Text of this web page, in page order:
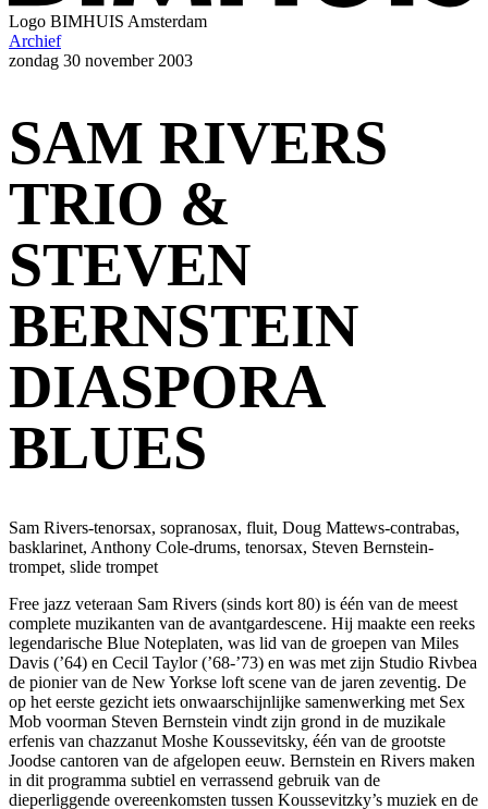
Logo BIMHUIS Amsterdam
Archief
zondag 30 november 2003
SAM RIVERS
TRIO &
STEVEN
BERNSTEIN
DIASPORA
BLUES
Sam Rivers-tenorsax, sopranosax, fluit, Doug Mattews-contrabas,
basklarinet, Anthony Cole-drums, tenorsax, Steven Bernstein-
trompet, slide trompet
Free jazz veteraan Sam Rivers (sinds kort 80) is één van de meest
complete muzikanten van de avantgardescene. Hij maakte een reeks
legendarische Blue Noteplaten, was lid van de groepen van Miles
Davis (’64) en Cecil Taylor (’68-’73) en was met zijn Studio Rivbea
de pionier van de New Yorkse loft scene van de jaren zeventig. De
op het eerste gezicht iets onwaarschijnlijke samenwerking met Sex
Mob voorman Steven Bernstein vindt zijn grond in de muzikale
erfenis van chazzanut Moshe Koussevitsky, één van de grootste
Joodse cantoren van de afgelopen eeuw. Bernstein en Rivers maken
in dit programma subtiel en verrassend gebruik van de
dieperliggende overeenkomsten tussen Koussevitzky’s muziek en de